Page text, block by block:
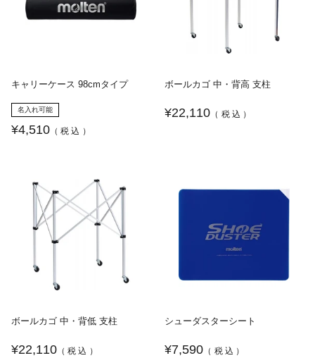
キャリーケース 98cmタイプ
名入れ可能
¥4,510 （税込）
ボールカゴ 中・背高 支柱
¥22,110 （税込）
ボールカゴ 中・背低 支柱
¥22,110 （税込）
シューダスターシート
¥7,590 （税込）